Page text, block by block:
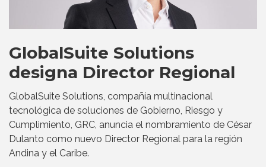
GlobalSuite Solutions
designa Director Regional
GlobalSuite Solutions, compañía multinacional
tecnológica de soluciones de Gobierno, Riesgo y
Cumplimiento, GRC, anuncia el nombramiento de César
Dulanto como nuevo Director Regional para la región
Andina y el Caribe.